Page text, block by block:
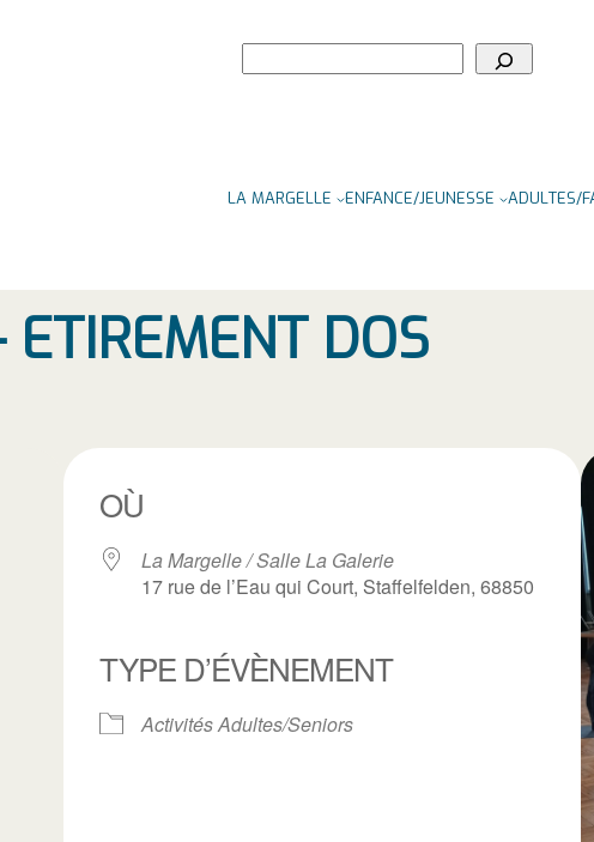
LA MARGELLE ENFANCE/JEUNESSE ADULTES/
DOS
iCalendar Office 365
OÙ
La Margelle / Salle La Galerie
17 rue de l’Eau qui Court, Staffelfelden, 68850
TYPE D’ÉVÈNEMENT
Activités Adultes/Seniors